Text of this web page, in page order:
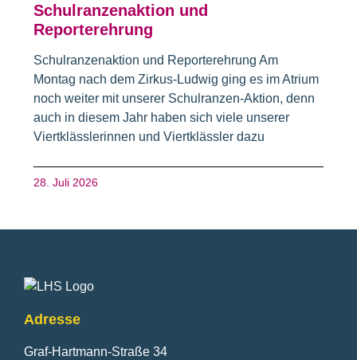
Schulranzenaktion und
Reporterehrung
Schulranzenaktion und Reporterehrung Am
Montag nach dem Zirkus-Ludwig ging es im Atrium
noch weiter mit unserer Schulranzen-Aktion, denn
auch in diesem Jahr haben sich viele unserer
Viertklässlerinnen und Viertklässler dazu
28. Juli 2026
Fusszeile
Adresse
Graf-Hartmann-Straße 34